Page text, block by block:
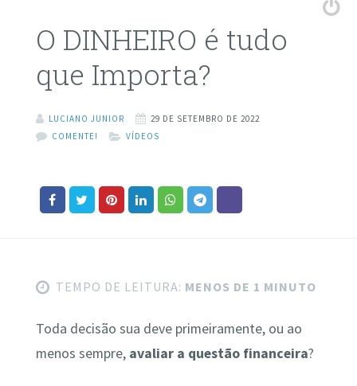
O DINHEIRO é tudo
que Importa?
LUCIANO JUNIOR
29 DE SETEMBRO DE 2022
COMENTE!
VÍDEOS
TEMPO DE LEITURA: MENOS DE 1 MINUTO
Toda decisão sua deve primeiramente, ou ao
menos sempre, avaliar a questão financeira?